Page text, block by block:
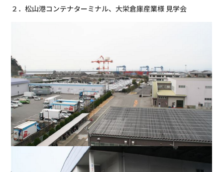
２．松山港コンテナターミナル、大栄倉庫産業様 見学会